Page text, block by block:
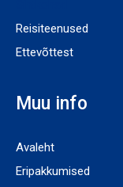
Reisiteenused
Ettevõttest
Muu info
Avaleht
Eripakkumised